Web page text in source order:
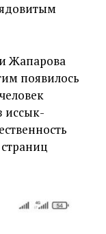
Жапарова
появилось
иссык-